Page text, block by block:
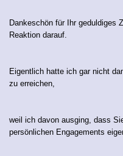
Dankeschön für Ihr geduldiges
Reaktion darauf.
Eigentlich hatte ich gar nicht
zu erreichen,
weil ich davon ausging, dass
persönlichen Engagements